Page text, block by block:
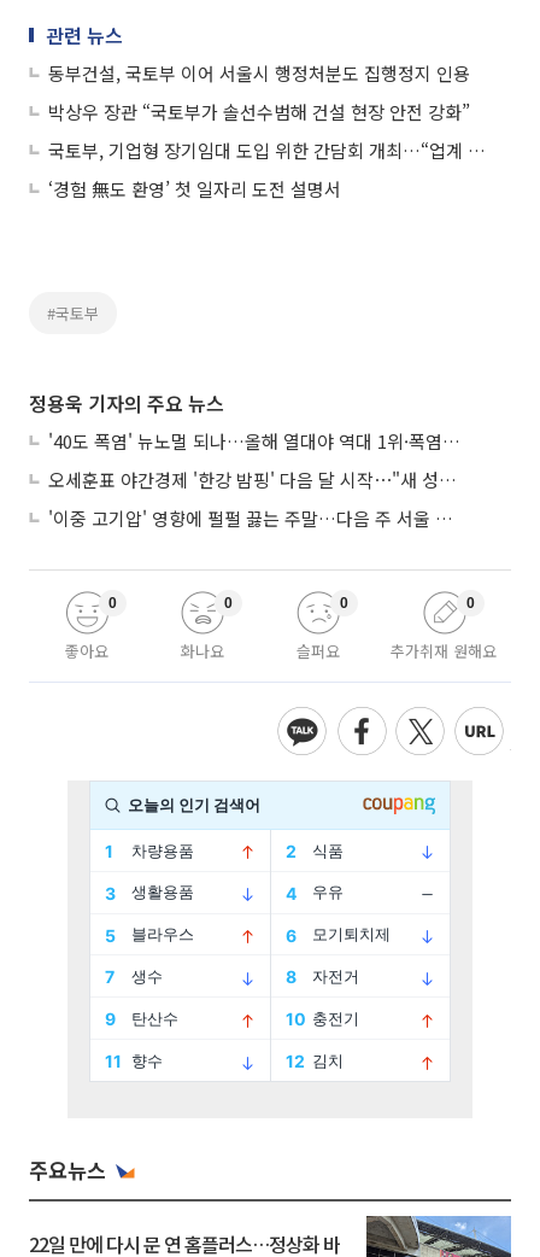
관련 뉴스
동부건설, 국토부 이어 서울시 행정처분도 집행정지 인용
박상우 장관 “국토부가 솔선수범해 건설 현장 안전 강화”
국토부, 기업형 장기임대 도입 위한 간담회 개최…“업계 공감대 형성ㆍ정책 패러다임 전환”
‘경험 無도 환영’ 첫 일자리 도전 설명서
#국토부
정용욱 기자의 주요 뉴스
'40도 폭염' 뉴노멀 되나…올해 열대야 역대 1위·폭염일수 평년 3배 넘어
오세훈표 야간경제 '한강 밤핑' 다음 달 시작⋯"새 성장동력 만들 것"
'이중 고기압' 영향에 펄펄 끓는 주말…다음 주 서울 포함 서쪽이 더 덥다
좋아요
0
화나요
0
슬퍼요
0
추가취재 원해요
0
주요뉴스
22일 만에 다시 문 연 홈플러스…정상화 바